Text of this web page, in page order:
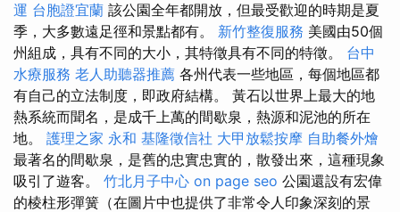
運 台胞證宜蘭 該公園全年都開放，但最受歡迎的時期是夏
季，大多數遠足徑和景點都有。 新竹整復服務 美國由50個
州組成，具有不同的大小，其特徵具有不同的特徵。 台中
水療服務 老人助聽器推薦 各州代表一些地區，每個地區都
有自己的立法制度，即政府結構。 黃石以世界上最大的地
熱系統而聞名，是成千上萬的間歇泉，熱源和泥池的所在
地。 護理之家 永和 基隆徵信社 大甲放鬆按摩 自助餐外燴
最著名的間歇泉，是舊的忠實忠實的，散發出來，這種現象
吸引了遊客。 竹北月子中心 on page seo 公園還設有宏偉
的棱柱形彈簧（在圖片中也提供了非常令人印象深刻的景